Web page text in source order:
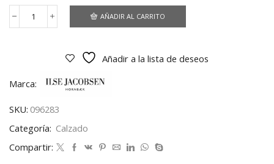
tulip
AÑADIR AL CARRITO
Añadir a la lista de deseos
Marca:
SKU: 096283
Categoría: Calzado
Compartir: